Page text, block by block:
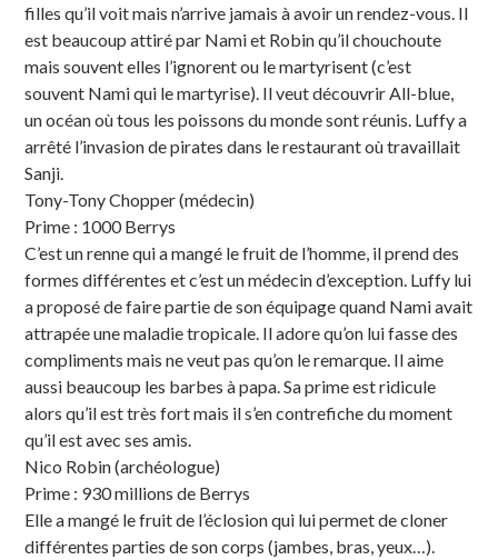
filles qu’il voit mais n’arrive jamais à avoir un rendez-vous. Il
est beaucoup attiré par Nami et Robin qu’il chouchoute
mais souvent elles l’ignorent ou le martyrisent (c’est
souvent Nami qui le martyrise). Il veut découvrir All-blue,
un océan où tous les poissons du monde sont réunis. Luffy a
arrêté l’invasion de pirates dans le restaurant où travaillait
Sanji.
Tony-Tony Chopper (médecin)
Prime : 1000 Berrys
C’est un renne qui a mangé le fruit de l’homme, il prend des
formes différentes et c’est un médecin d’exception. Luffy lui
a proposé de faire partie de son équipage quand Nami avait
attrapée une maladie tropicale. Il adore qu’on lui fasse des
compliments mais ne veut pas qu’on le remarque. Il aime
aussi beaucoup les barbes à papa. Sa prime est ridicule
alors qu’il est très fort mais il s’en contrefiche du moment
qu’il est avec ses amis.
Nico Robin (archéologue)
Prime : 930 millions de Berrys
Elle a mangé le fruit de l’éclosion qui lui permet de cloner
différentes parties de son corps (jambes, bras, yeux…).